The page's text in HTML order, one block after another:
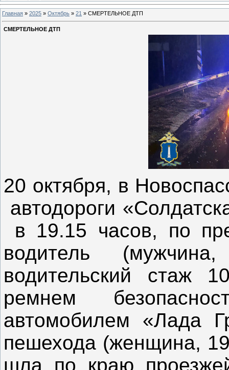
Главная » 2025 » Октябрь » 21 » СМЕРТЕЛЬНОЕ ДТП
СМЕРТЕЛЬНОЕ ДТП
20 октября, в
автодороги
в 19.15 часов, по
водитель
водительский стаж
ремнем
автомобилем «Лада
пешехода (женщина,
шла по краю